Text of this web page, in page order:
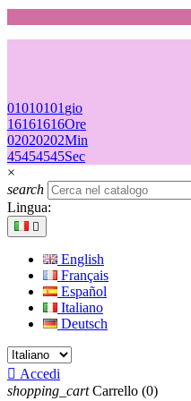
01010101 gio
16161616Ore
02020202Min
45454545Sec
×
search
Lingua:

English
Français
Español
Italiano
Deutsch
 Accedi
shopping_cart Carrello (0)